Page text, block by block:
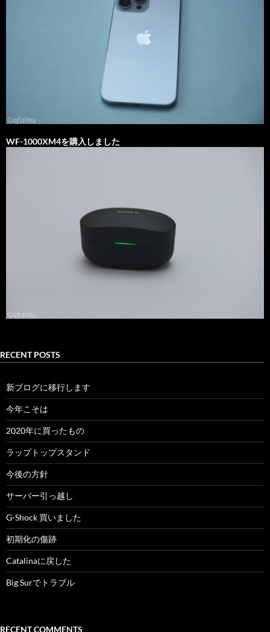
WF-1000XM4を購入しました
RECENT POSTS
新ブログに移行します
今年こそは
2020年に買ったもの
ラップトップスタンド
今後の方針
サーバー引っ越し
G-Shock 買いました
初期化の傷跡
Catalinaに戻した
Big Surでトラブル
RECENT COMMENTS